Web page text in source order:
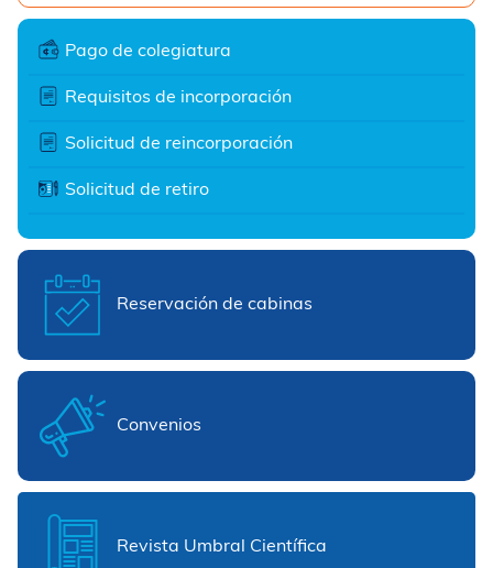
Pago de colegiatura
Requisitos de incorporación
Solicitud de reincorporación
Solicitud de retiro
Reservación de cabinas
Convenios
Revista Umbral Científica